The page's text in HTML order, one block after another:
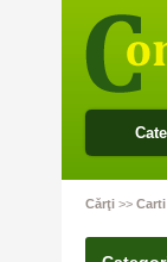
Cărţi >> Carti